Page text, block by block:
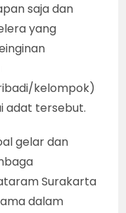
saja dan
yang
kelompok)
adat tersebut.
gelar dan
Surakarta
dalam